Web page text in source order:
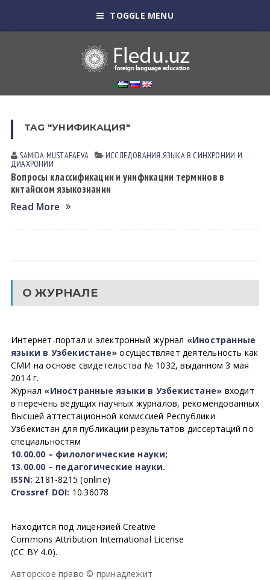
TOGGLE MENU
TAG "УНИФИКАЦИЯ"
SAMIDA MUSTАFАEVА ИССЛЕДОВАНИЯ ЯЗЫКА В СИНХРОНИИ И
ДИАХРОНИИ
Вопросы классификации и унификации терминов в
китайском языкознании
Read More
О ЖУРНАЛЕ
Интернет-портал и электронный журнал «Иностранные
языки в Узбекистане» осуществляет деятельность как
СМИ на основе свидетельства № 1032, выданном 3 мая
2014 г.
Журнал «Иностранные языки в Узбекистане» входит
в перечень ведущих научных журналов, рекомендованных
Высшей аттестационной комиссией Республики
Узбекистан для публикации результатов диссертаций по
специальностям
10.00.00 – филологические науки;
13.00.00 – педагогические науки.
ISSN: 2181-8215 (online)
Crossref DOI: 10.36078
Находится под лицензией Creative
Commons Attribution International License
(CC BY 4.0).
Авторское право © принадлежит